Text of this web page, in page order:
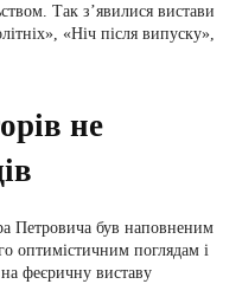
Так з’явилися вистави
«Ніч після випуску»,
не
Петровича був наповненим
оптимістичним поглядам і
феєричну виставу